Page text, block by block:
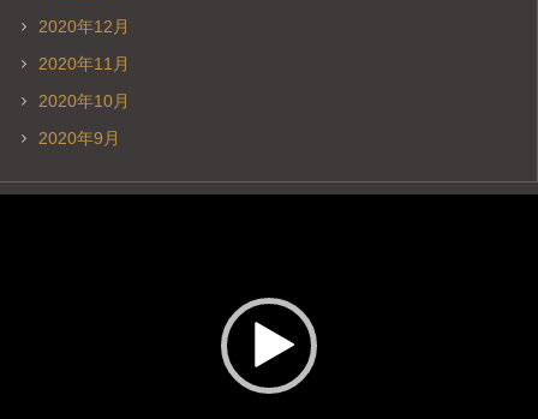
2020年12月
2020年11月
2020年10月
2020年9月